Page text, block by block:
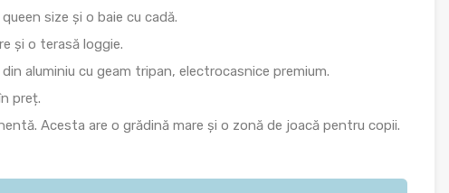
size și o baie cu cadă.
și o terasă loggie.
aluminiu cu geam tripan, electrocasnice premium.
preț.
Acesta are o grădină mare și o zonă de joacă pentru copii.